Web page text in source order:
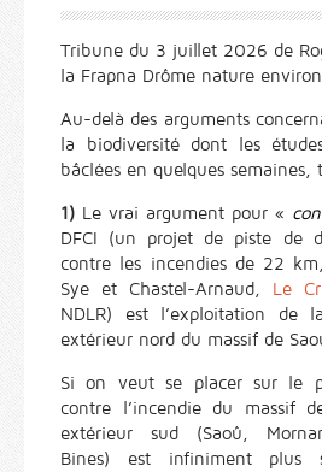
Tribune du 3 juillet 2026 de
la Frapna Drôme nature
Au-delà des arguments
la biodiversité dont les
bâclées en quelques semaines,
1) Le vrai argument pour «
DFCI (un projet de piste de
contre les incendies de 22
Sye et Chastel-Arnaud, Le
NDLR) est l’exploitation de
extérieur nord du massif de
Si on veut se placer sur le
contre l’incendie du massif
extérieur sud (Saoû,
Bines) est infiniment plus